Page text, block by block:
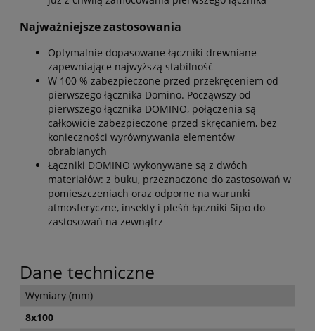
Najważniejsze zastosowania
Optymalnie dopasowane łączniki drewniane
zapewniające najwyższą stabilność
W 100 % zabezpieczone przed przekręceniem od
pierwszego łącznika Domino. Począwszy od
pierwszego łącznika DOMINO, połączenia są
całkowicie zabezpieczone przed skręcaniem, bez
konieczności wyrównywania elementów
obrabianych
Łączniki DOMINO wykonywane są z dwóch
materiałów: z buku, przeznaczone do zastosowań w
pomieszczeniach oraz odporne na warunki
atmosferyczne, insekty i pleśń łączniki Sipo do
zastosowań na zewnątrz
Dane techniczne
Wymiary (mm)
8x100